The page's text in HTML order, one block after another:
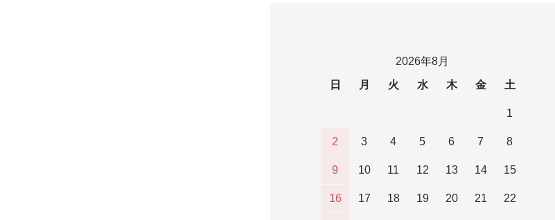
2026年8月
日
月 火 水 木 金 土
1
2 3 4 5 6 7 8
9 10 11 12 13 14 15
16 17 18 19 20 21 22